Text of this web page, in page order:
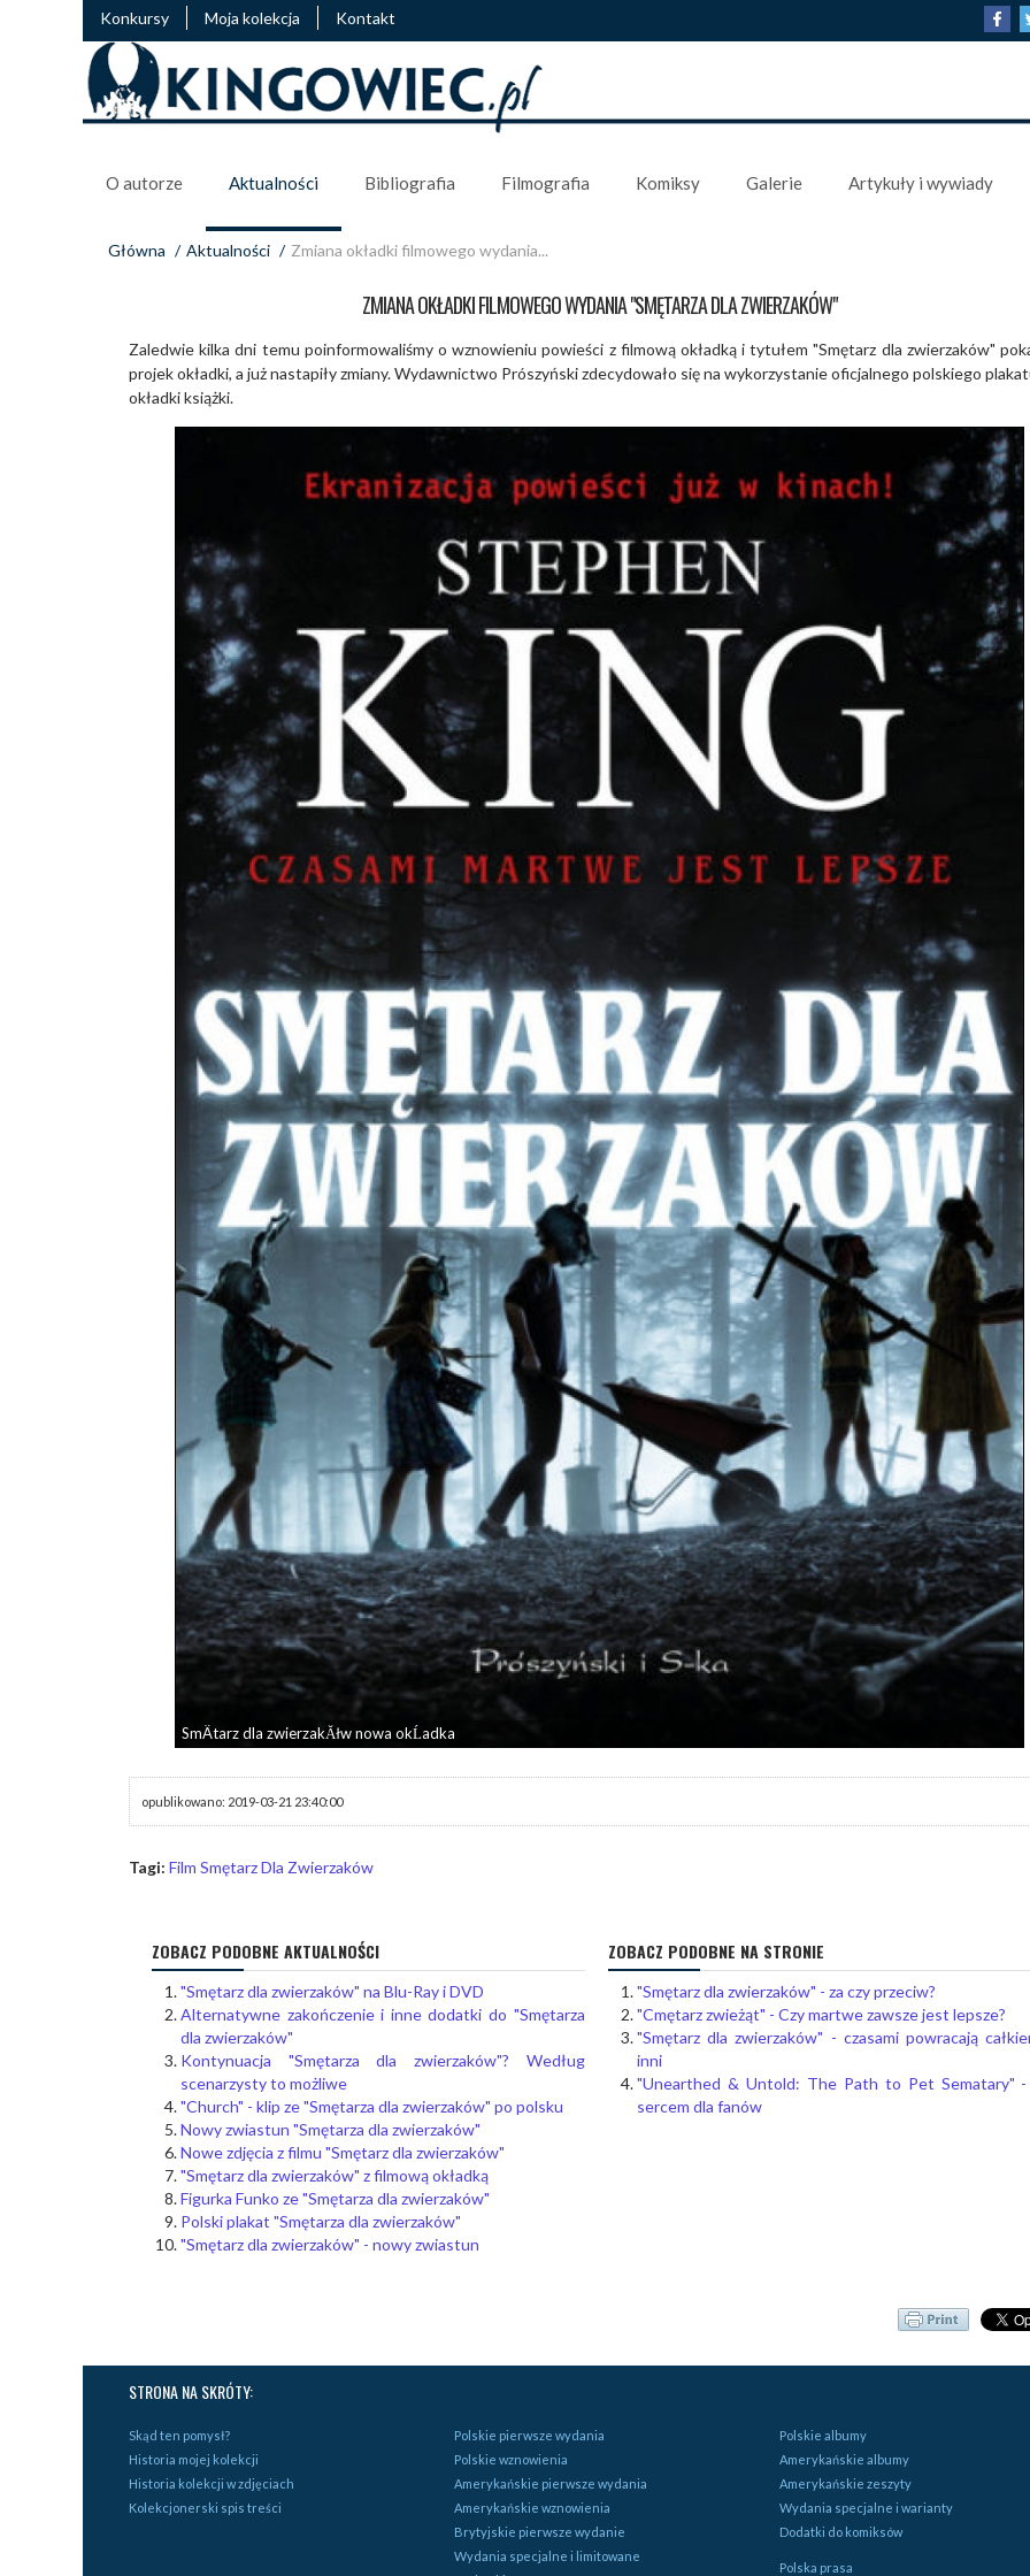
Konkursy Moja kolekcja Kontakt
O autorze Aktualności Bibliografia Filmografia Komiksy Galerie Artykuły i wywiady
Główna / Aktualności / Zmiana okładki filmowego wydania...
ZMIANA OKŁADKI FILMOWEGO WYDANIA "SMĘTARZA DLA ZWIERZAKÓW"
Zaledwie kilka dni temu poinformowaliśmy o wznowieniu powieści z filmową okładką i tytułem "Smętarz dla zwierzaków"
projek okładki, a już nastapiły zmiany. Wydawnictwo Prószyński zdecydowało się na wykorzystanie oficjalnego polskiego
okładki książki.
SmÄtarz dla zwierzakĂłw nowa okĹadka
opublikowano: 2019-03-21 23:40:00
Tagi: Film Smętarz Dla Zwierzaków
ZOBACZ PODOBNE AKTUALNOŚCI
"Smętarz dla zwierzaków" na Blu-Ray i DVD
Alternatywne zakończenie i inne dodatki do "Smętarza
dla zwierzaków"
Kontynuacja "Smętarza dla zwierzaków"? Według
scenarzysty to możliwe
"Church" - klip ze "Smętarza dla zwierzaków" po polsku
Nowy zwiastun "Smętarza dla zwierzaków"
Nowe zdjęcia z filmu "Smętarz dla zwierzaków"
"Smętarz dla zwierzaków" z filmową okładką
Figurka Funko ze "Smętarza dla zwierzaków"
Polski plakat "Smętarza dla zwierzaków"
"Smętarz dla zwierzaków" - nowy zwiastun
ZOBACZ PODOBNE NA STRONIE
"Smętarz dla zwierzaków" - za czy przeciw?
"Cmętarz zwieżąt" - Czy martwe zawsze jest lepsze?
"Smętarz dla zwierzaków" - czasami powracają
inni
"Unearthed & Untold: The Path to Pet Sematary"
sercem dla fanów
STRONA NA SKRÓTY:
Skąd ten pomysł?
Historia mojej kolekcji
Historia kolekcji w zdjęciach
Kolekcjonerski spis treści
Polskie pierwsze wydania
Polskie wznowienia
Amerykańskie pierwsze wydania
Amerykańskie wznowienia
Brytyjskie pierwsze wydanie
Wydania specjalne i limitowane
Polskie albumy
Amerykańskie albumy
Amerykańskie zeszyty
Wydania specjalne i warianty
Dodatki do komiksów
Polska prasa